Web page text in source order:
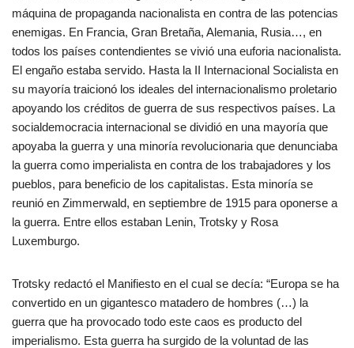
máquina de propaganda nacionalista en contra de las potencias
enemigas. En Francia, Gran Bretaña, Alemania, Rusia…, en
todos los países contendientes se vivió una euforia nacionalista.
El engaño estaba servido. Hasta la II Internacional Socialista en
su mayoría traicionó los ideales del internacionalismo proletario
apoyando los créditos de guerra de sus respectivos países. La
socialdemocracia internacional se dividió en una mayoría que
apoyaba la guerra y una minoría revolucionaria que denunciaba
la guerra como imperialista en contra de los trabajadores y los
pueblos, para beneficio de los capitalistas. Esta minoría se
reunió en Zimmerwald, en septiembre de 1915 para oponerse a
la guerra. Entre ellos estaban Lenin, Trotsky y Rosa
Luxemburgo.
Trotsky redactó el Manifiesto en el cual se decía: “Europa se ha
convertido en un gigantesco matadero de hombres (…) la
guerra que ha provocado todo este caos es producto del
imperialismo. Esta guerra ha surgido de la voluntad de las